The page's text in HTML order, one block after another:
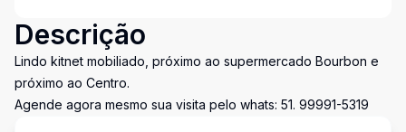
Descrição
Lindo kitnet mobiliado, próximo ao supermercado Bourbon e
próximo ao Centro.
Agende agora mesmo sua visita pelo whats: 51. 99991-5319